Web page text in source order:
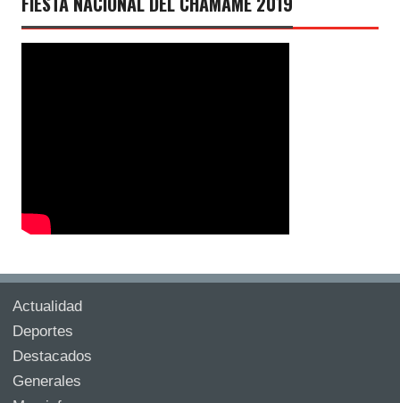
Actualidad
Deportes
Destacados
Generales